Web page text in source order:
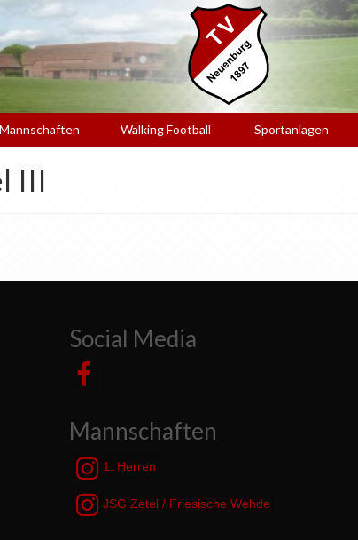
Mannschaften Walking Football Sportanlagen
III
Social Media
Mannschaften
1. Herren
JSG Zetel / Friesische Wehde